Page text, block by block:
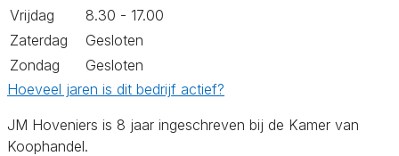
Vrijdag
8.30 - 17.00
Zaterdag
Gesloten
Zondag
Gesloten
Hoeveel jaren is dit bedrijf actief?
JM Hoveniers is 8 jaar ingeschreven bij de Kamer van
Koophandel.